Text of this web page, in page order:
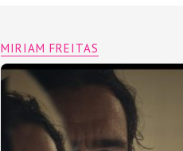
MIRIAM FREITAS